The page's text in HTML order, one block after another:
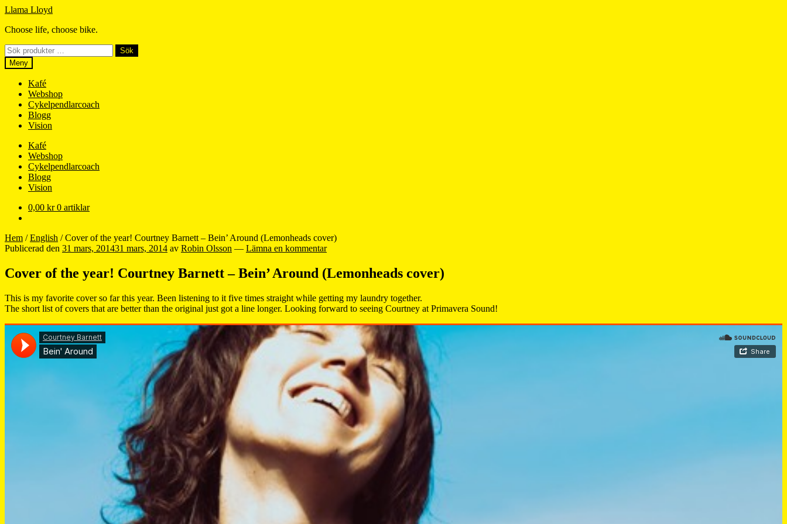
Hoppa
navigering
Hoppa
innehåll
Llama Lloyd
Choose life, choose bike.
Sök
efter:
Sök
Meny
Kafé
Webshop
Cykelpendlarcoach
Blogg
Vision
Kafé
Webshop
Cykelpendlarcoach
Blogg
Vision
0,00 kr 0 artiklar
Hem /English /Cover of the year! Courtney Barnett – Bein’ Around (Lemonheads cover)
Publicerad den 31 mars, 201431 mars, 2014 av Robin Olsson — Lämna en kommentar
Cover of the year! Courtney Barnett – Bein’ Around (Lemonheads cover)
This is my favorite cover so far this year. Been listening to it five times straight while getting my laundry together.
The short list of covers that are better than the original just got a line longer. Looking forward to seeing Courtney at Primavera Sound!